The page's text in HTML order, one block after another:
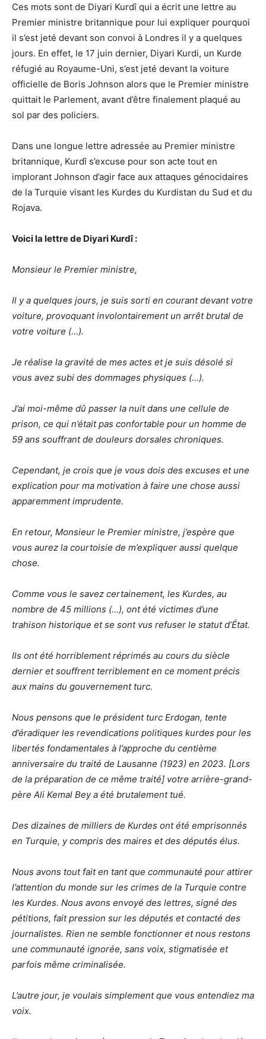
Ces mots sont de Diyari Kurdî qui a écrit une lettre au
Premier ministre britannique pour lui expliquer pourquoi
il s’est jeté devant son convoi à Londres il y a quelques
jours. En effet, le 17 juin dernier, Diyari Kurdi, un Kurde
réfugié au Royaume-Uni, s’est jeté devant la voiture
officielle de Boris Johnson alors que le Premier ministre
quittait le Parlement, avant d’être finalement plaqué au
sol par des policiers.
Dans une longue lettre adressée au Premier ministre
britannique, Kurdî s’excuse pour son acte tout en
implorant Johnson d’agir face aux attaques génocidaires
de la Turquie visant les Kurdes du Kurdistan du Sud et du
Rojava.
Voici la lettre de Diyari Kurdî :
Monsieur le Premier ministre,
Il y a quelques jours, je suis sorti en courant devant votre
voiture, provoquant involontairement un arrêt brutal de
votre voiture (…).
Je réalise la gravité de mes actes et je suis désolé si
vous avez subi des dommages physiques (…).
J’ai moi-même dû passer la nuit dans une cellule de
prison, ce qui n’était pas confortable pour un homme de
59 ans souffrant de douleurs dorsales chroniques.
Cependant, je crois que je vous dois des excuses et une
explication pour ma motivation à faire une chose aussi
apparemment imprudente.
En retour, Monsieur le Premier ministre, j’espère que
vous aurez la courtoisie de m’expliquer aussi quelque
chose.
Comme vous le savez certainement, les Kurdes, au
nombre de 45 millions (…), ont été victimes d’une
trahison historique et se sont vus refuser le statut d’État.
Ils ont été horriblement réprimés au cours du siècle
dernier et souffrent terriblement en ce moment précis
aux mains du gouvernement turc.
Nous pensons que le président turc Erdogan, tente
d’éradiquer les revendications politiques kurdes pour les
libertés fondamentales à l’approche du centième
anniversaire du traité de Lausanne (1923) en 2023. [Lors
de la préparation de ce même traité] votre arrière-grand-
père Ali Kemal Bey a été brutalement tué.
Des dizaines de milliers de Kurdes ont été emprisonnés
en Turquie, y compris des maires et des députés élus.
Nous avons tout fait en tant que communauté pour attirer
l’attention du monde sur les crimes de la Turquie contre
les Kurdes. Nous avons envoyé des lettres, signé des
pétitions, fait pression sur les députés et contacté des
journalistes. Rien ne semble fonctionner et nous restons
une communauté ignorée, sans voix, stigmatisée et
parfois même criminalisée.
L’autre jour, je voulais simplement que vous entendiez ma
voix.